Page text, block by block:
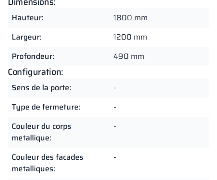
Hauteur:
1800 mm
Largeur:
1200 mm
Profondeur:
490 mm
Configuration:
Sens de la porte:
-
Type de fermeture:
-
Couleur du corps
metallique:
-
Couleur des facades
metalliques:
-